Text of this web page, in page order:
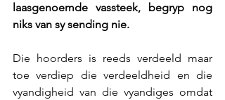
laasgenoemde vassteek, begryp nog
niks van sy sending nie.
Die hoorders is reeds verdeeld maar
toe verdiep die verdeeldheid en die
vyandigheid van die vyandiges omdat